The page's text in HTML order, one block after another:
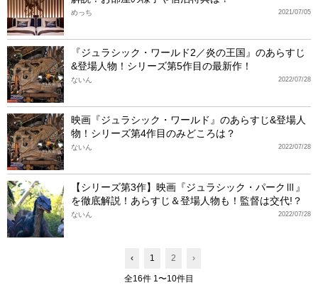
2021/07/05
めっち
『ジュラシック・ワールド2／炎の王国』のあらすじ
&登場人物！シリーズ第5作目の最新作！
2022/07/28
ないん
映画『ジュラシック・ワールド』のあらすじ&登場人
物！シリーズ第4作目のみどころは？
2022/07/28
ないん
【シリーズ第3作】映画『ジュラシック・パークⅢ』
を徹底解説！あらすじ＆登場人物も！監督は交代!？
2022/07/28
ないん
‹ 1 2 ›
全16件 1〜10件目